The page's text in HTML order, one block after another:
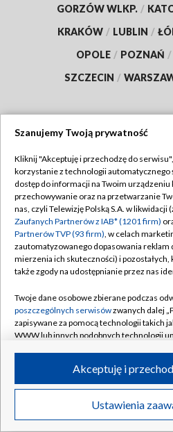
GORZÓW WLKP. /
KRAKÓW / LUBLIN /
OPOLE / POZNAŃ /
SZCZECIN /
TVP
Abonament TVP
Emisja w TVP
Centrum informacji TVP
Naziemna Telewizja Cyfrowa
Rada Programowa
System NOS
Informacje o nadawcy
Program dla prasy
Ogłoszenie przetargowe
Polityka
Moje
©2026 Telewizja
Szanujemy Twoją prywatność
Kliknij "Akceptuję i przechodzę do
korzystanie z technologii automatycznego
dostęp do informacji na Twoim urządzeniu
przechowywanie oraz na przetwarzanie
nas, czyli Telewizję Polską S.A. w likwidacji
Zaufanych Partnerów z IAB* (1201 firm)
Partnerów TVP (93 firm), w celach
zautomatyzowanego dopasowania reklam
mierzenia ich skuteczności) i
także zgody na udostępnianie przez nas
Twoje dane osobowe zbierane podczas
poszczególnych serwisówzwanych dalej
zapisywane za pomocą technologii takich
WWW lub innych podobnych technologii
ruchu w Internecie.
Twoje dane osobowe zbierane podczas
poszczególnych serwisówna Portalu, takie
Ustawienia
Akceptuję i